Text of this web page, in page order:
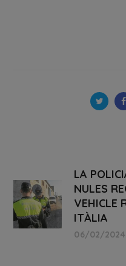
LA
NULES
VEHICLE
ITÀLIA
06/02/2024